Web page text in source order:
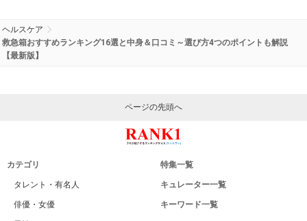
ヘルスケア
救急箱おすすめランキング16選と中身＆口コミ～選び方4つのポイントも解説
【最新版】
ページの先頭へ
カテゴリ
タレント・有名人
俳優・女優
特集一覧
キュレーター一覧
キーワード一覧